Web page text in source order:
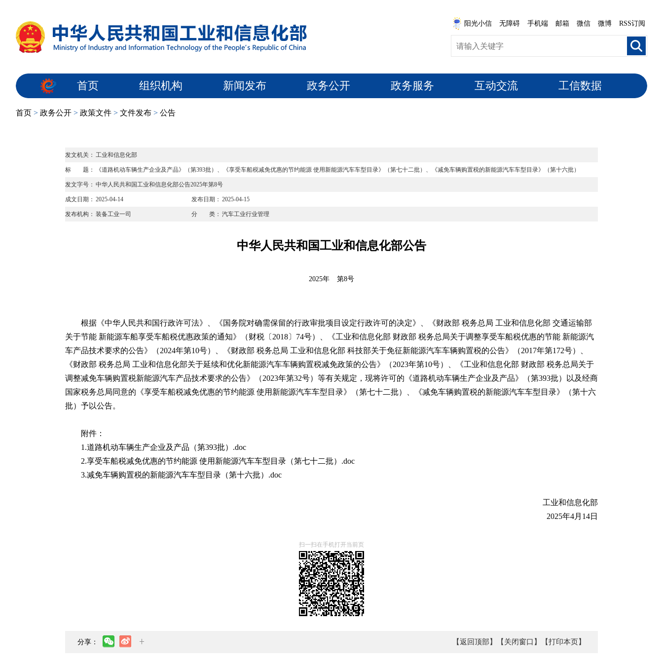
阳光小信 无障碍 手机端 邮箱 微信 微博 RSS订阅
首页 组织机构 新闻发布 政务公开 政务服务 互动交流 工信数据
首页 > 政务公开 > 政策文件 > 文件发布 > 公告
发文机关： 工业和信息化部
标 题： 《道路机动车辆生产企业及产品》（第393批）、《享受车船税减免优惠的节约能源 使用新能源汽车车型目录》（第七十二批）、《减免车辆购置税的新能源汽车车型目录》（第十六批）
发文字号： 中华人民共和国工业和信息化部公告2025年第8号
成文日期： 2025-04-14 发布日期： 2025-04-15
发布机构： 装备工业一司 分 类： 汽车工业行业管理
中华人民共和国工业和信息化部公告
2025年 第8号
根据《中华人民共和国行政许可法》、《国务院对确需保留的行政审批项目设定行政许可的决定》、《财政部 税务总局 工业和信息化部 交通运输部
关于节能 新能源车船享受车船税优惠政策的通知》（财税〔2018〕74号）、《工业和信息化部 财政部 税务总局关于调整享受车船税优惠的节能 新能源汽
车产品技术要求的公告》（2024年第10号）、《财政部 税务总局 工业和信息化部 科技部关于免征新能源汽车车辆购置税的公告》（2017年第172号）、
《财政部 税务总局 工业和信息化部关于延续和优化新能源汽车车辆购置税减免政策的公告》（2023年第10号）、《工业和信息化部 财政部 税务总局关于
调整减免车辆购置税新能源汽车产品技术要求的公告》（2023年第32号）等有关规定，现将许可的《道路机动车辆生产企业及产品》（第393批）以及经商
国家税务总局同意的《享受车船税减免优惠的节约能源 使用新能源汽车车型目录》（第七十二批）、《减免车辆购置税的新能源汽车车型目录》（第十六
批）予以公告。
附件：
1.道路机动车辆生产企业及产品（第393批）.doc
2.享受车船税减免优惠的节约能源 使用新能源汽车车型目录（第七十二批）.doc
3.减免车辆购置税的新能源汽车车型目录（第十六批）.doc
工业和信息化部
2025年4月14日
扫一扫在手机打开当前页
分享： 【返回顶部】 【关闭窗口】 【打印本页】